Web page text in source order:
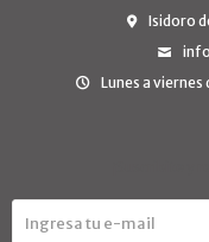
Isidoro
Lunes a viernes